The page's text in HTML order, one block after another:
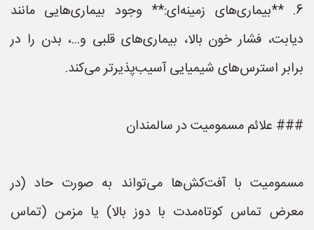
6. **بیماری‌های زمینه‌ای:** وجود بیماری‌هایی مانند
دیابت، فشار خون بالا، بیماری‌های قلبی و...، بدن را در
برابر استرس‌های شیمیایی آسیب‌پذیرتر می‌کند.
### علائم مسمومیت در سالمندان
مسمومیت با آفت‌کش‌ها می‌تواند به صورت حاد (در
معرض تماس کوتاه‌مدت با دوز بالا) یا مزمن (تماس